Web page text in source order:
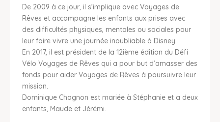
De 2009 à ce jour, il s’implique avec Voyages de
Rêves et accompagne les enfants aux prises avec
des difficultés physiques, mentales ou sociales pour
leur faire vivre une journée inoubliable à Disney.
En 2017, il est président de la 12ième édition du Défi
Vélo Voyages de Rêves qui a pour but d’amasser des
fonds pour aider Voyages de Rêves à poursuivre leur
mission.
Dominique Chagnon est mariée à Stéphanie et a deux
enfants, Maude et Jérémi.